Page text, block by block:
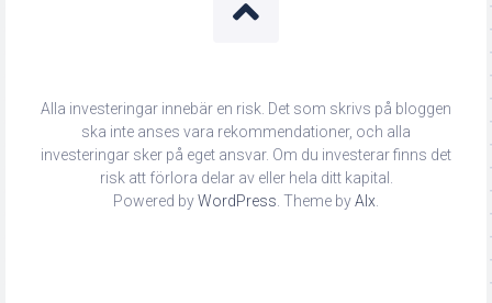
Alla investeringar innebär en risk. Det som skrivs på bloggen
ska inte anses vara rekommendationer, och alla
investeringar sker på eget ansvar. Om du investerar finns det
risk att förlora delar av eller hela ditt kapital.
Powered byWordPress. Theme byAlx.